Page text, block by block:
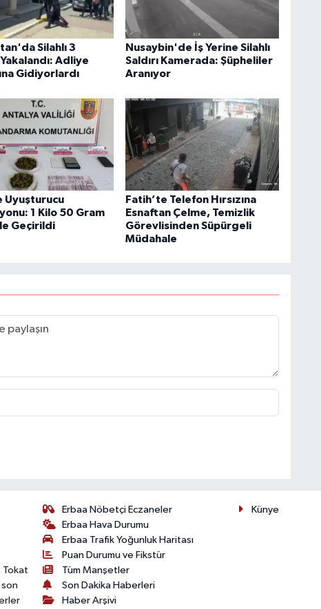
Silahlı 3
Adliye
Gidiyorlardı
Nusaybin'de İş Yerine Silahlı
Saldırı Kamerada: Şüpheliler
Aranıyor
Uyuşturucu
1 Kilo 50 Gram
Geçirildi
Fatih’te Telefon Hırsızına
Esnaftan Çelme, Temizlik
Görevlisinden Süpürgeli
Müdahale
Tokat
son
Erbaa Nöbetçi Eczaneler
Erbaa Hava Durumu
Erbaa Trafik Yoğunluk Haritası
Puan Durumu ve Fikstür
Tüm Manşetler
Son Dakika Haberleri
Haber Arşivi
Künye